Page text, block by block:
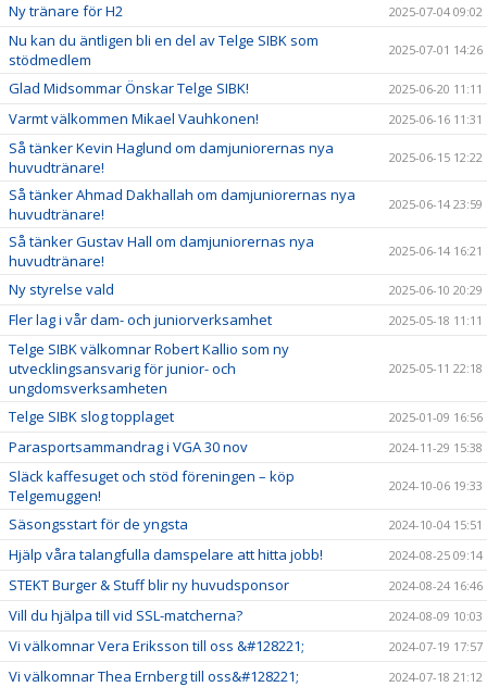
Ny tränare för H2 2025-07-04 09:02
Nu kan du äntligen bli en del av Telge SIBK som
stödmedlem
2025-07-01 14:26
Glad Midsommar Önskar Telge SIBK! 2025-06-20 11:11
Varmt välkommen Mikael Vauhkonen! 2025-06-16 11:31
Så tänker Kevin Haglund om damjuniorernas nya
huvudtränare!
2025-06-15 12:22
Så tänker Ahmad Dakhallah om damjuniorernas nya
huvudtränare!
2025-06-14 23:59
Så tänker Gustav Hall om damjuniorernas nya
huvudtränare!
2025-06-14 16:21
Ny styrelse vald 2025-06-10 20:29
Fler lag i vår dam- och juniorverksamhet 2025-05-18 11:11
Telge SIBK välkomnar Robert Kallio som ny
utvecklingsansvarig för junior- och
ungdomsverksamheten
2025-05-11 22:18
Telge SIBK slog topplaget 2025-01-09 16:56
Parasportsammandrag i VGA 30 nov 2024-11-29 15:38
Släck kaffesuget och stöd föreningen – köp
Telgemuggen!
2024-10-06 19:33
Säsongsstart för de yngsta 2024-10-04 15:51
Hjälp våra talangfulla damspelare att hitta jobb! 2024-08-25 09:14
STEKT Burger & Stuff blir ny huvudsponsor 2024-08-24 16:46
Vill du hjälpa till vid SSL-matcherna? 2024-08-09 10:03
Vi välkomnar Vera Eriksson till oss &#128221; 2024-07-19 17:57
Vi välkomnar Thea Ernberg till oss&#128221; 2024-07-18 21:12